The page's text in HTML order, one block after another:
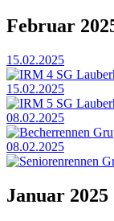
Februar
15.02.2025
IRM 4 SG
15.02.2025
IRM 5 SG
08.02.2025
Becherrennen
08.02.2025
Seniorenrennen
Januar 2025